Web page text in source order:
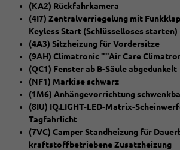
(KA2) Rückfahrkamera
(4I7) Zentralverriegelung mit
Keyless Start (Schlüsselloses starten)
(4A3) Sitzheizung für Vordersitze
(9AH) Climatronic ""Air Care
(QC1) Fenster ab B-Säule abgedunkelt
(NF1) Markise schwarz
(1M6) Anhängevorrichtung
(8IU) IQ.LIGHT-LED-Matrix-
Tagfahrlicht
(7VC) Camper Standheizung für
kraftstoffbetriebene Zusatzheizung